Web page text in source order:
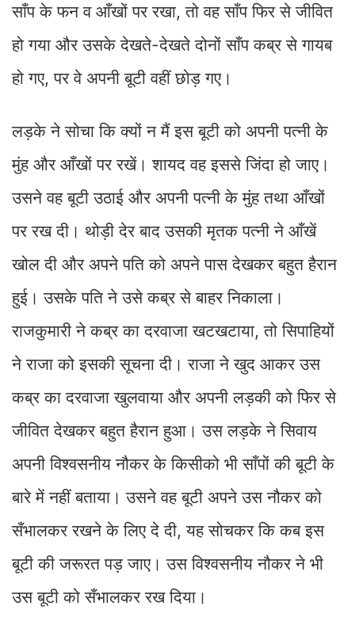
साँप के फन व आँखों पर रखा, तो वह साँप फिर से जीवित
हो गया और उसके देखते-देखते दोनों साँप कब्र से गायब
हो गए, पर वे अपनी बूटी वहीं छोड़ गए।
लड़के ने सोचा कि क्यों न मैं इस बूटी को अपनी पत्नी के
मुंह और आँखों पर रखें। शायद वह इससे जिंदा हो जाए।
उसने वह बूटी उठाई और अपनी पत्नी के मुंह तथा आँखों
पर रख दी। थोड़ी देर बाद उसकी मृतक पत्नी ने आँखें
खोल दी और अपने पति को अपने पास देखकर बहुत हैरान
हुई। उसके पति ने उसे कब्र से बाहर निकाला।
राजकुमारी ने कब्र का दरवाजा खटखटाया, तो सिपाहियों
ने राजा को इसकी सूचना दी। राजा ने खुद आकर उस
कब्र का दरवाजा खुलवाया और अपनी लड़की को फिर से
जीवित देखकर बहुत हैरान हुआ। उस लड़के ने सिवाय
अपनी विश्वसनीय नौकर के किसीको भी साँपों की बूटी के
बारे में नहीं बताया। उसने वह बूटी अपने उस नौकर को
सँभालकर रखने के लिए दे दी, यह सोचकर कि कब इस
बूटी की जरूरत पड़ जाए। उस विश्वसनीय नौकर ने भी
उस बूटी को सँभालकर रख दिया।